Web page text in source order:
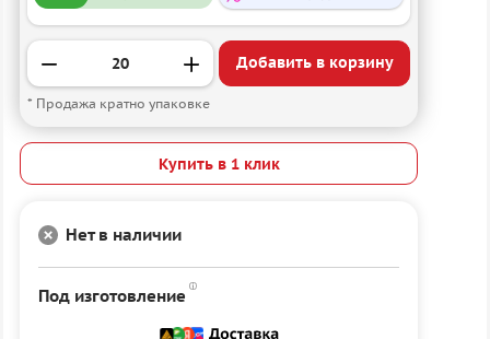
Добавить в корзину
* Продажа кратно упаковке
Купить в 1 клик
Нет в наличии
Под изготовление